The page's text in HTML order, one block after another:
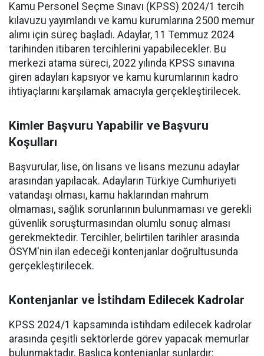
Kamu Personel Seçme Sınavı (KPSS) 2024/1 tercih
kılavuzu yayımlandı ve kamu kurumlarına 2500 memur
alımı için süreç başladı. Adaylar, 11 Temmuz 2024
tarihinden itibaren tercihlerini yapabilecekler. Bu
merkezi atama süreci, 2022 yılında KPSS sınavına
giren adayları kapsıyor ve kamu kurumlarının kadro
ihtiyaçlarını karşılamak amacıyla gerçekleştirilecek.
Kimler Başvuru Yapabilir ve Başvuru
Koşulları
Başvurular, lise, ön lisans ve lisans mezunu adaylar
arasından yapılacak. Adayların Türkiye Cumhuriyeti
vatandaşı olması, kamu haklarından mahrum
olmaması, sağlık sorunlarının bulunmaması ve gerekli
güvenlik soruşturmasından olumlu sonuç alması
gerekmektedir. Tercihler, belirtilen tarihler arasında
ÖSYM'nin ilan edeceği kontenjanlar doğrultusunda
gerçekleştirilecek.
Kontenjanlar ve İstihdam Edilecek Kadrolar
KPSS 2024/1 kapsamında istihdam edilecek kadrolar
arasında çeşitli sektörlerde görev yapacak memurlar
bulunmaktadır. Başlıca kontenjanlar şunlardır: